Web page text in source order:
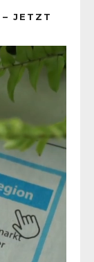
– JETZT